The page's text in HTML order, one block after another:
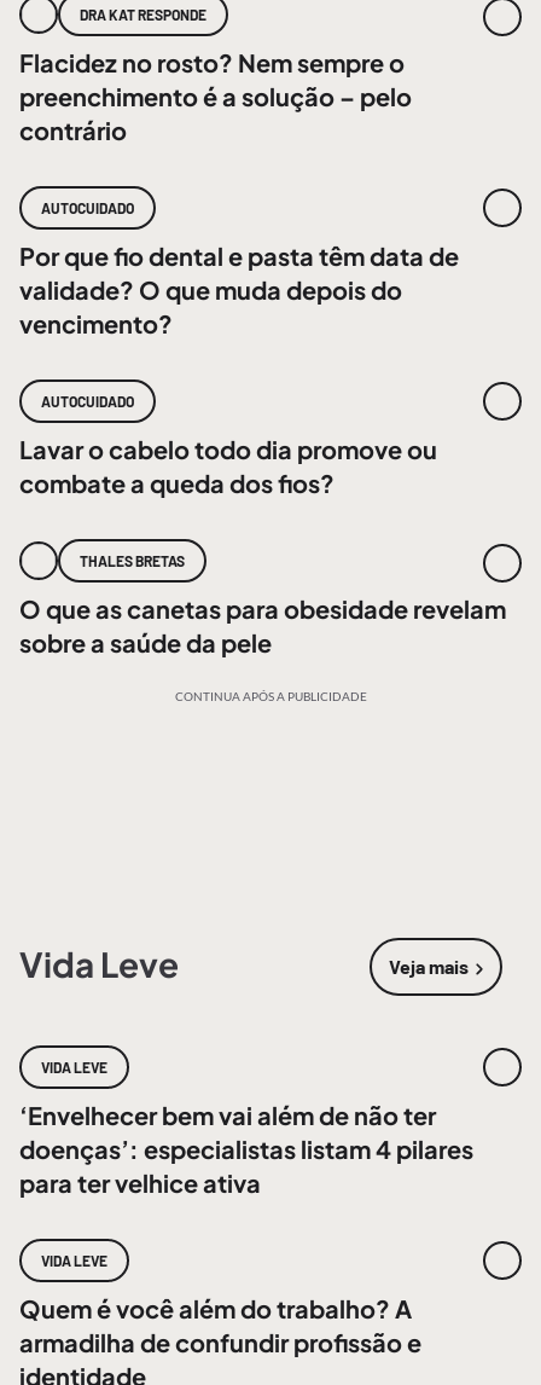
DRA KAT RESPONDE
Flacidez no rosto? Nem sempre o
preenchimento é a solução – pelo
contrário
AUTOCUIDADO
Por que fio dental e pasta têm data de
validade? O que muda depois do
vencimento?
AUTOCUIDADO
Lavar o cabelo todo dia promove ou
combate a queda dos fios?
THALES BRETAS
O que as canetas para obesidade revelam
sobre a saúde da pele
CONTINUA APÓS A PUBLICIDADE
Vida Leve Veja mais
sobre Vida
VIDA LEVE
‘Envelhecer bem vai além de não ter
doenças’: especialistas listam 4 pilares
para ter velhice ativa
VIDA LEVE
Quem é você além do trabalho? A
armadilha de confundir profissão e
identidade